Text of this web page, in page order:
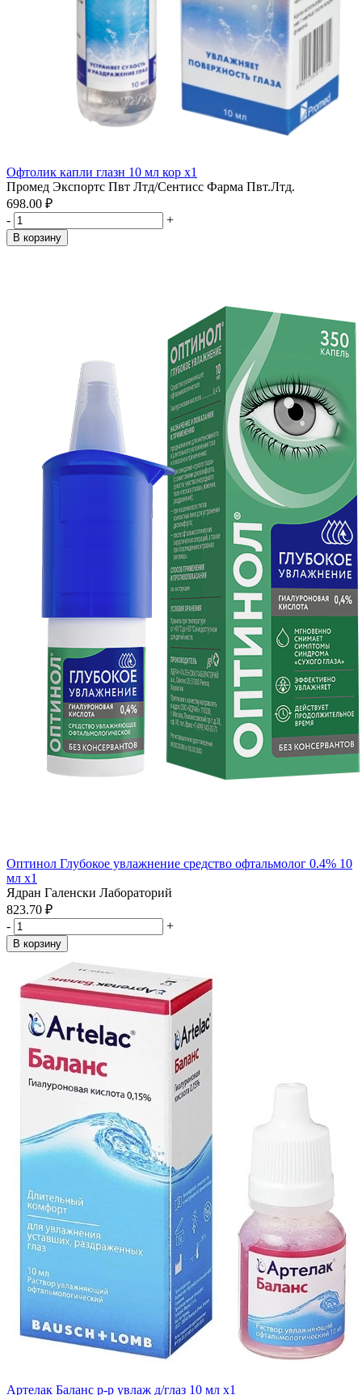
Офтолик капли глазн 10 мл кор x1
Промед Экспортс Пвт Лтд/Сентисс Фарма Пвт.Лтд.
698.00 ₽
-
+
В корзину
Оптинол Глубокое увлажнение средство офтальмолог 0.4% 10
мл x1
Ядран Галенски Лабораторий
823.70 ₽
-
+
В корзину
Артелак Баланс р-р увлаж д/глаз 10 мл x1